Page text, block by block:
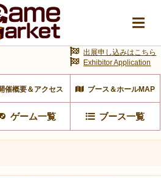
催概要＆アクセス ブース＆ホールMAP
ゲーム一覧 ブース一覧
出展申し込みはこちら
Exhibitor Application